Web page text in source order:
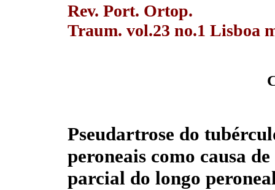
Rev. Port. Ortop.
Traum. vol.23 no.1 Lisboa
Pseudartrose do
peroneais como causa
parcial do longo